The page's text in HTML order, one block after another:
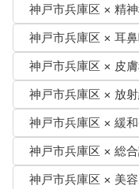
神戸市兵庫区 × 精
神戸市兵庫区 × 耳
神戸市兵庫区 × 皮
神戸市兵庫区 × 放
神戸市兵庫区 × 緩
神戸市兵庫区 × 総
神戸市兵庫区 × 美